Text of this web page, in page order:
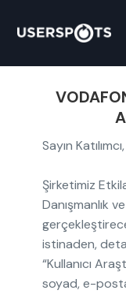
Sayın Katılımcı,
Şirketimiz
Danışmanlık
istinaden,
“Kullanıcı
soyad, e-